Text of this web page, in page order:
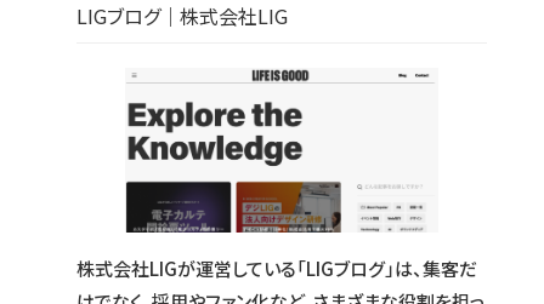
LIGブログ｜株式会社LIG
株式会社LIGが運営している「LIGブログ」は、集客だ